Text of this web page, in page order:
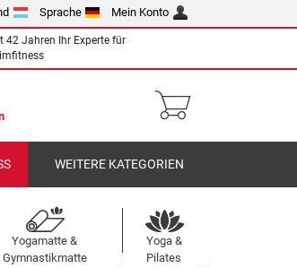
Sprache Mein Konto
42 Jahren Ihr Experte für
WEITERE KATEGORIEN
Yogamatte &
Gymnastikmatte
Yoga &
Pilates